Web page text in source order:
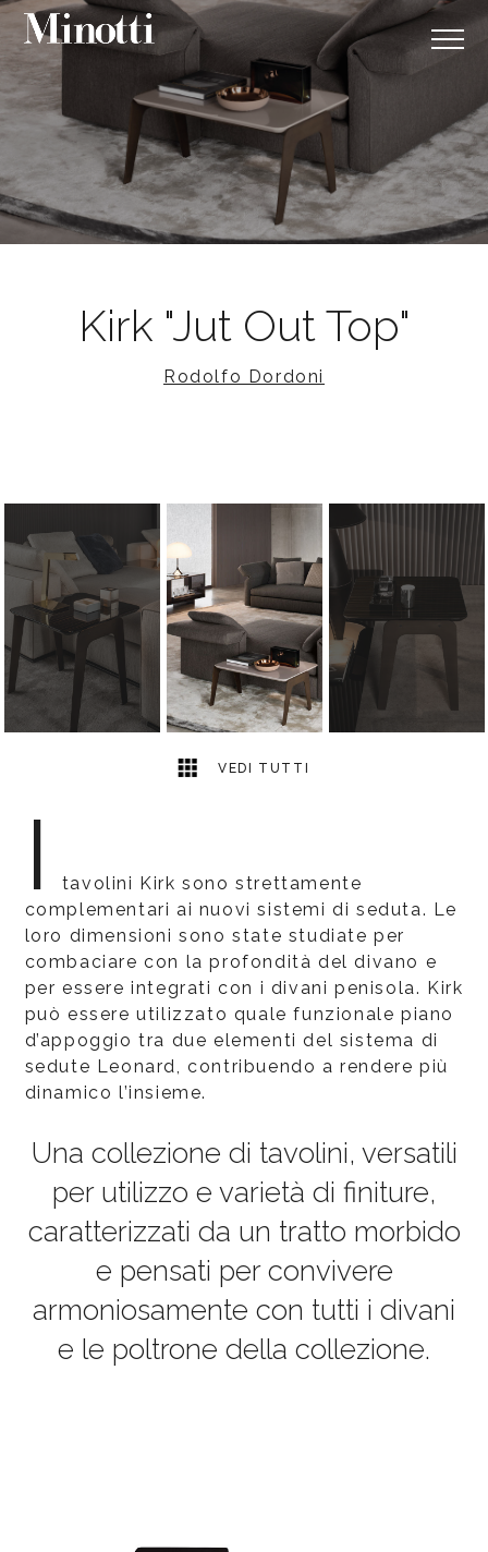
Kirk "Jut Out Top"
Rodolfo Dordoni
VEDI TUTTI
3 2
I
tavolini Kirk sono strettamente
complementari ai nuovi sistemi di seduta. Le
loro dimensioni sono state studiate per
combaciare con la profondità del divano e
per essere integrati con i divani penisola. Kirk
può essere utilizzato quale funzionale piano
d’appoggio tra due elementi del sistema di
sedute Leonard, contribuendo a rendere più
dinamico l’insieme.
Una collezione di tavolini, versatili
per utilizzo e varietà di finiture,
caratterizzati da un tratto morbido
e pensati per convivere
armoniosamente con tutti i divani
e le poltrone della collezione.